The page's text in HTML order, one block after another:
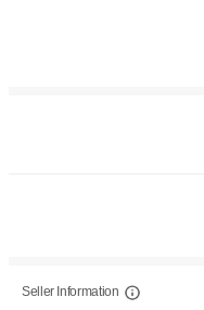
Seller Information